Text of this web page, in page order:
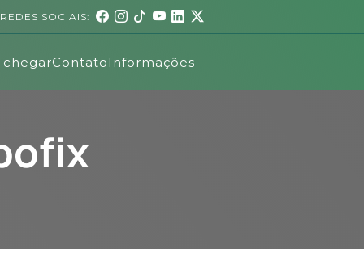
SOCIAIS:
chegarContato Informações